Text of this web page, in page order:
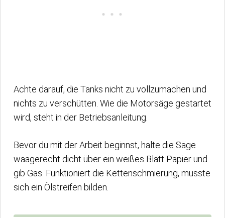
Achte darauf, die Tanks nicht zu vollzumachen und
nichts zu verschütten. Wie die Motorsäge gestartet
wird, steht in der Betriebsanleitung.
Bevor du mit der Arbeit beginnst, halte die Säge
waagerecht dicht über ein weißes Blatt Papier und
gib Gas. Funktioniert die Kettenschmierung, müsste
sich ein Ölstreifen bilden.